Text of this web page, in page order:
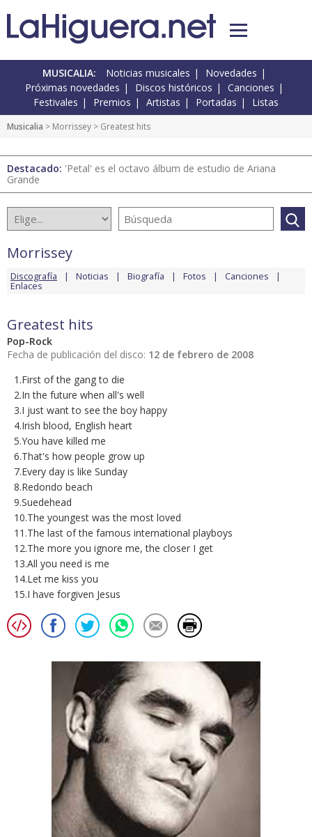
MUSICALIA: Noticias musicales
Novedades
Próximas novedades
Discos históricos
Canciones
Festivales
Premios Artistas Portadas Listas
Musicalia > Morrissey > Greatest hits
Destacado: 'Petal' es el octavo álbum de estudio de Ariana
Grande
Morrissey
Discografía Noticias Biografía Fotos Canciones
Enlaces
Greatest hits
Pop-Rock
Fecha de publicación del disco: 12 de febrero de 2008
1.First of the gang to die
2.In the future when all's well
3.I just want to see the boy happy
4.Irish blood, English heart
5.You have killed me
6.That's how people grow up
7.Every day is like Sunday
8.Redondo beach
9.Suedehead
10.The youngest was the most loved
11.The last of the famous international playboys
12.The more you ignore me, the closer I get
13.All you need is me
14.Let me kiss you
15.I have forgiven Jesus